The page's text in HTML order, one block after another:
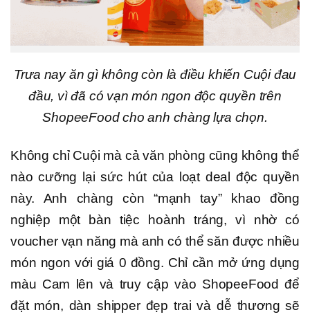
Trưa nay ăn gì không còn là điều khiến Cuội đau
đầu, vì đã có vạn món ngon độc quyền trên
ShopeeFood cho anh chàng lựa chọn.
Không chỉ Cuội mà cả văn phòng cũng không thể
nào cưỡng lại sức hút của loạt deal độc quyền
này. Anh chàng còn “mạnh tay” khao đồng
nghiệp một bàn tiệc hoành tráng, vì nhờ có
voucher vạn năng mà anh có thể săn được nhiều
món ngon với giá 0 đồng. Chỉ cần mở ứng dụng
màu Cam lên và truy cập vào ShopeeFood để
đặt món, dàn shipper đẹp trai và dễ thương sẽ